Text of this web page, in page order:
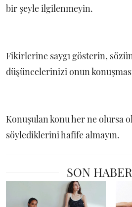
bir şeyle ilgilenmeyin.
Fikirlerine saygı gösterin,
düşüncelerinizi onun
Konuşulan konu her ne olursa
söylediklerini hafife almayın.
SON